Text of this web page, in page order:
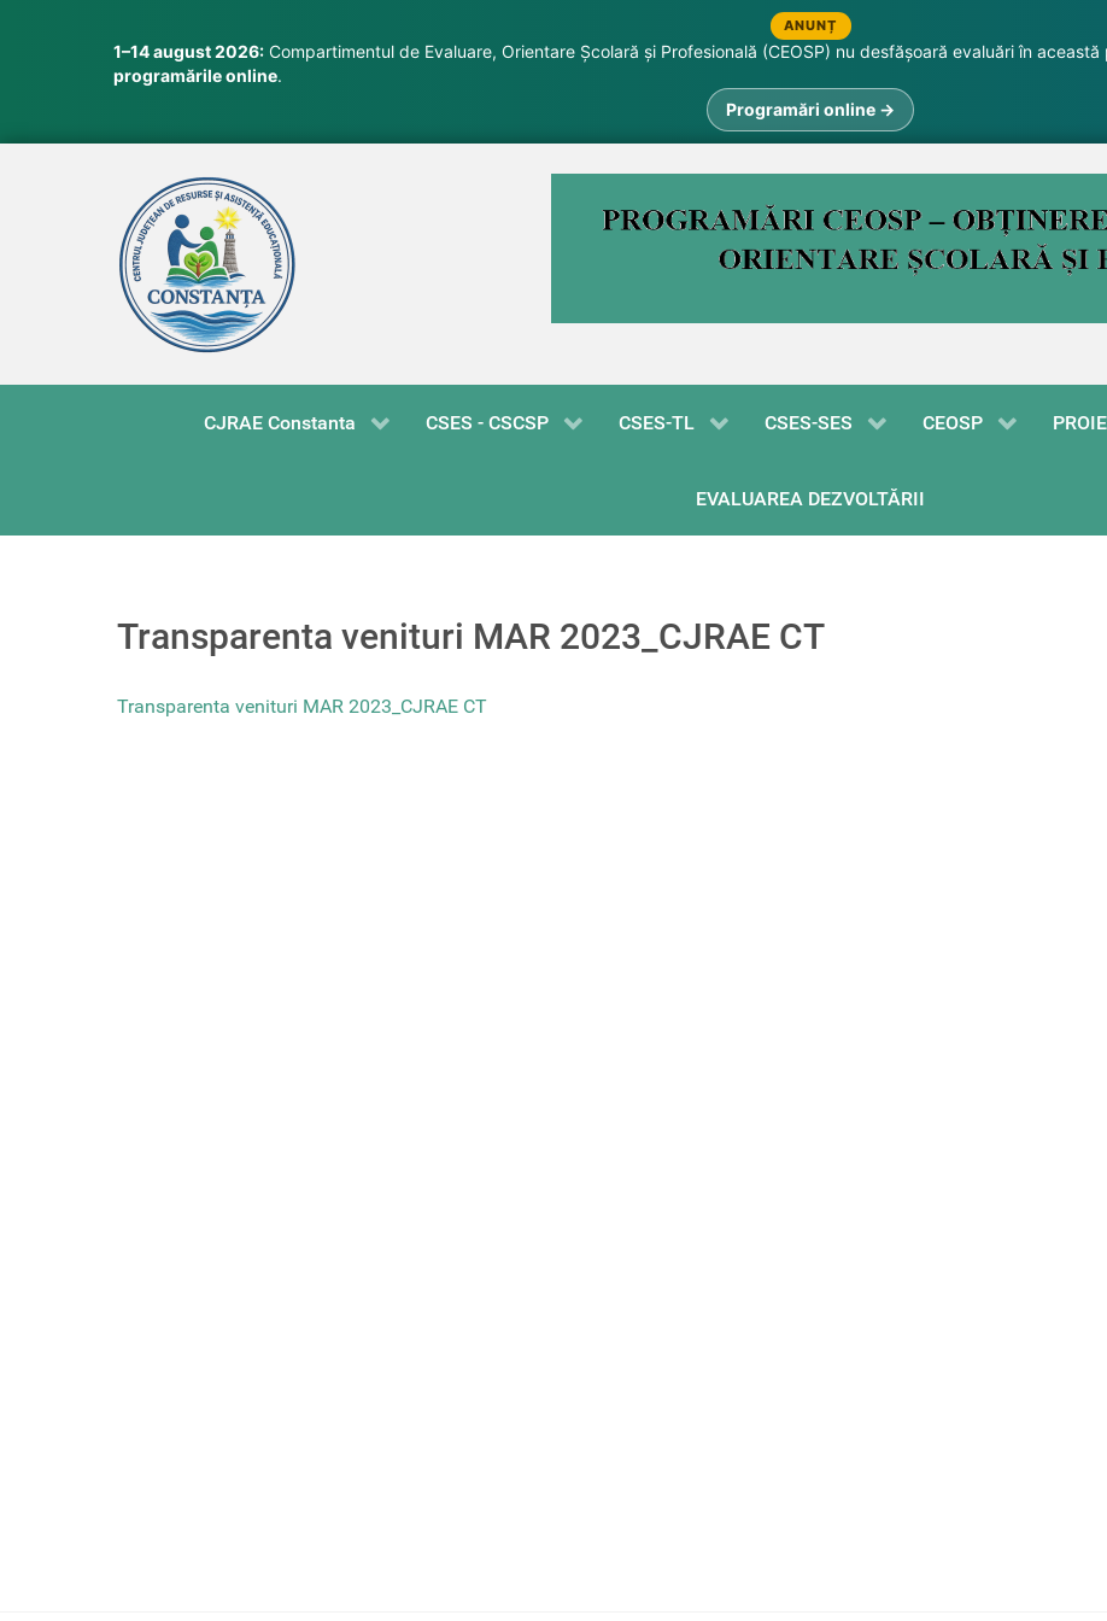
ANUNȚ
1–14 august 2026: Compartimentul de Evaluare, Orientare Școlară și Profesională (CEOSP) nu desfășoară evaluări în
programările online.
Programări online →
CJRAE Constanta CSES - CSCSP CSES-TL CSES-SES CEOSP
EVALUAREA DEZVOLTĂRII
Transparenta venituri MAR 2023_CJRAE CT
Transparenta venituri MAR 2023_CJRAE CT